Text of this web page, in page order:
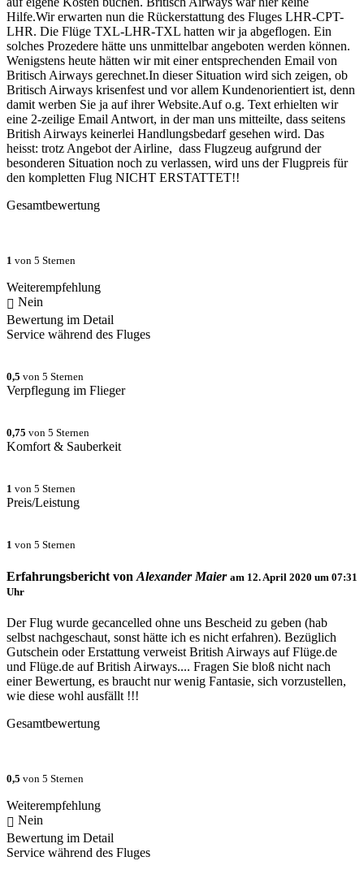
Hilfe.Wir erwarten nun die Rückerstattung des Fluges LHR-CPT-
LHR. Die Flüge TXL-LHR-TXL hatten wir ja abgeflogen. Ein
solches Prozedere hätte uns unmittelbar angeboten werden können.
Wenigstens heute hätten wir mit einer entsprechenden Email von
Britisch Airways gerechnet.In dieser Situation wird sich zeigen, ob
Britisch Airways krisenfest und vor allem Kundenorientiert ist, denn
damit werben Sie ja auf ihrer Website.Auf o.g. Text erhielten wir
eine 2-zeilige Email Antwort, in der man uns mitteilte, dass seitens
British Airways keinerlei Handlungsbedarf gesehen wird. Das
heisst: trotz Angebot der Airline, dass Flugzeug aufgrund der
besonderen Situation noch zu verlassen, wird uns der Flugpreis für
den kompletten Flug NICHT ERSTATTET!!
Gesamtbewertung
1 von 5 Sternen
Weiterempfehlung
Nein
Bewertung im Detail
Service während des Fluges
0,5 von 5 Sternen
Verpflegung im Flieger
0,75 von 5 Sternen
Komfort & Sauberkeit
1 von 5 Sternen
Preis/Leistung
1 von 5 Sternen
Erfahrungsbericht von Alexander Maier am 12. April 2020 um 07:31
Uhr
Der Flug wurde gecancelled ohne uns Bescheid zu geben (hab
selbst nachgeschaut, sonst hätte ich es nicht erfahren). Bezüglich
Gutschein oder Erstattung verweist British Airways auf Flüge.de
und Flüge.de auf British Airways.... Fragen Sie bloß nicht nach
einer Bewertung, es braucht nur wenig Fantasie, sich vorzustellen,
wie diese wohl ausfällt !!!
Gesamtbewertung
0,5 von 5 Sternen
Weiterempfehlung
Nein
Bewertung im Detail
Service während des Fluges